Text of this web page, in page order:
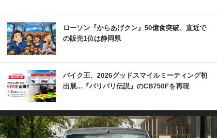
ローソン『からあげクン』50億食突破、直近で
の販売1位は静岡県
バイク王、2026グッドスマイルミーティング初
出展...『バリバリ伝説』のCB750Fを再現